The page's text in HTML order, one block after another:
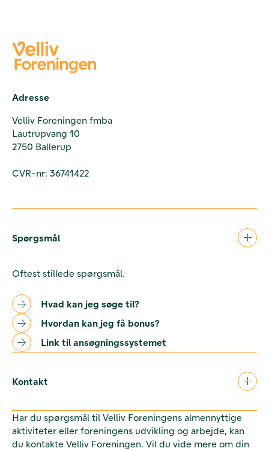
Adresse
Velliv Foreningen fmba
Lautrupvang 10
2750 Ballerup
CVR-nr: 36741422
Spørgsmål
Oftest stillede spørgsmål.
Hvad kan jeg søge til?
Hvordan kan jeg få bonus?
Link til ansøgningssystemet
Kontakt
Har du spørgsmål til Velliv Foreningens almennyttige
aktiviteter eller foreningens udvikling og arbejde, kan
du kontakte Velliv Foreningen. Vil du vide mere om din